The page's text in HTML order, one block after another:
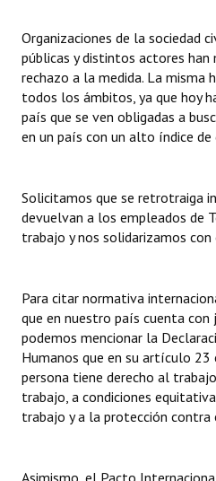
Organizaciones de la sociedad
públicas y distintos actores
rechazo a la medida. La misma
todos los ámbitos, ya que hoy
país que se ven obligadas a
en un país con un alto índice de
Solicitamos que se retrotraiga
devuelvan a los empleados de
trabajo y nos solidarizamos
Para citar normativa
que en nuestro país cuenta
podemos mencionar la
Humanos que en su artículo 23
persona tiene derecho al
trabajo, a condiciones
trabajo y a la protección contra
Asimismo, el Pacto